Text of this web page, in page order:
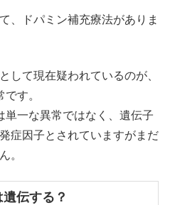
、ドパミン補充療法がありま
して現在疑われているのが、
す。
単一な異常ではなく、遺伝子
症因子とされていますがまだ
。
伝する？